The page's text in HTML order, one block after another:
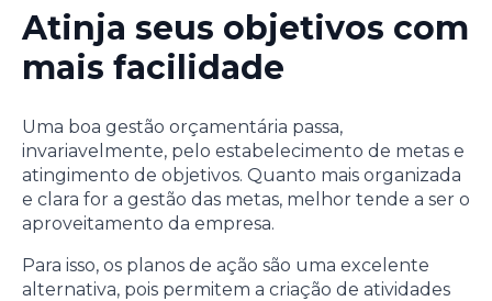
Atinja seus objetivos com
mais facilidade
Uma boa gestão orçamentária passa,
invariavelmente, pelo estabelecimento de metas e
atingimento de objetivos. Quanto mais organizada
e clara for a gestão das metas, melhor tende a ser o
aproveitamento da empresa.
Para isso, os planos de ação são uma excelente
alternativa, pois permitem a criação de atividades